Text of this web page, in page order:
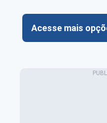
Acesse mais